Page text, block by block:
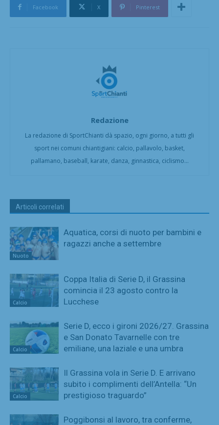
Facebook X Pinterest
Redazione
La redazione di SportChianti dà spazio, ogni giorno, a tutti gli
sport nei comuni chiantigiani: calcio, pallavolo, basket,
pallamano, baseball, karate, danza, ginnastica, ciclismo...
Articoli correlati
Nuoto
Aquatica, corsi di nuoto per bambini e
ragazzi anche a settembre
Calcio
Coppa Italia di Serie D, il Grassina
comincia il 23 agosto contro la
Lucchese
Calcio
Serie D, ecco i gironi 2026/27. Grassina
e San Donato Tavarnelle con tre
emiliane, una laziale e una umbra
Calcio
Il Grassina vola in Serie D. E arrivano
subito i complimenti dell’Antella: “Un
prestigioso traguardo”
Poggibonsi al lavoro, tra conferme,